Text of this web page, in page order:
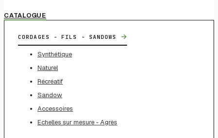
CATALOGUE
CORDAGES - FILS - SANDOWS →
Synthétique
Naturel
Récréatif
Sandow
Accessoires
Echelles sur mesure - Agrès